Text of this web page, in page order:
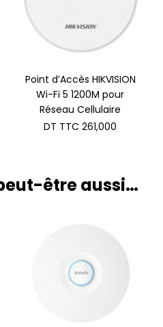
Point d’Accès HIKVISION
Wi-Fi 5 1200M pour
Réseau Cellulaire
DT TTC 261,000
être aussi…